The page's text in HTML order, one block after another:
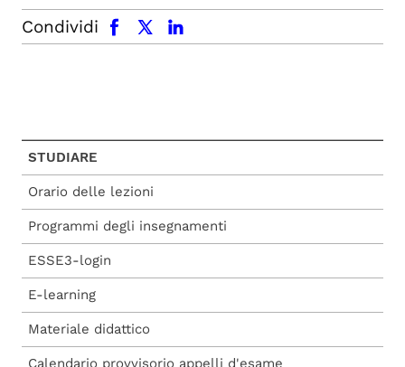
Condividi
facebook x.com linkedin
STUDIARE
Orario delle lezioni
Programmi degli insegnamenti
ESSE3-login
E-learning
Materiale didattico
Calendario provvisorio appelli d'esame